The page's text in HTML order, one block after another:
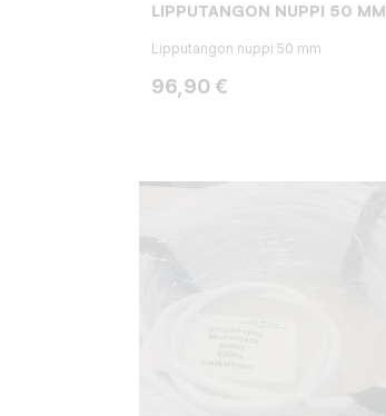
LIPPUTANGON NUPPI 50 MM
Lipputangon nuppi 50 mm
Hinta
96,90 €